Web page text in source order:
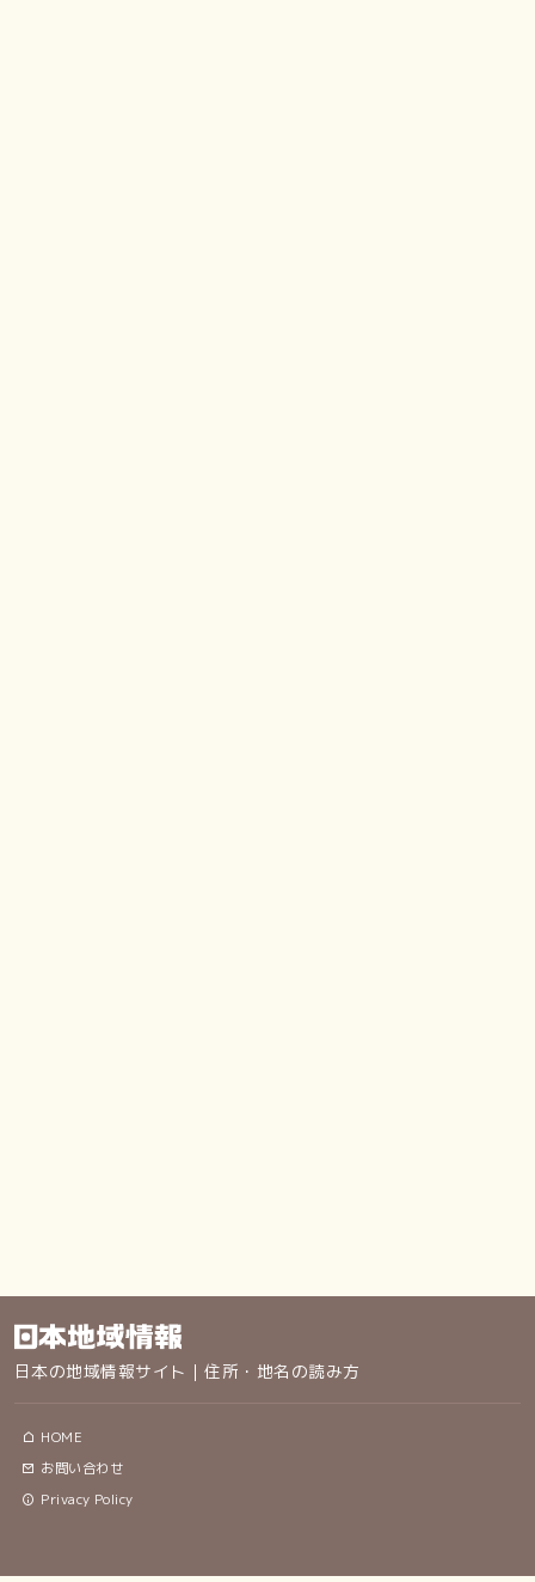
日本の地域情報サイト｜住所・地名の読み方
HOME
お問い合わせ
Privacy Policy